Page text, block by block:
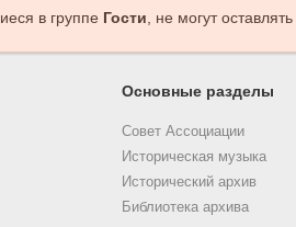
в группе Гости, не могут
Основные разделы
Совет Ассоциации
Историческая музыка
Исторический архив
Библиотека архива